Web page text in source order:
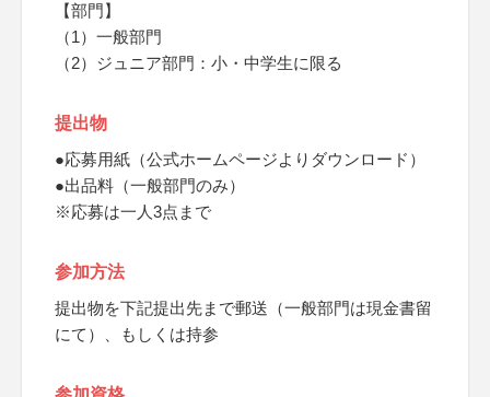
【部門】
（1）一般部門
（2）ジュニア部門：小・中学生に限る
提出物
●応募用紙（公式ホームページよりダウンロード）
●出品料（一般部門のみ）
※応募は一人3点まで
参加方法
提出物を下記提出先まで郵送（一般部門は現金書留
にて）、もしくは持参